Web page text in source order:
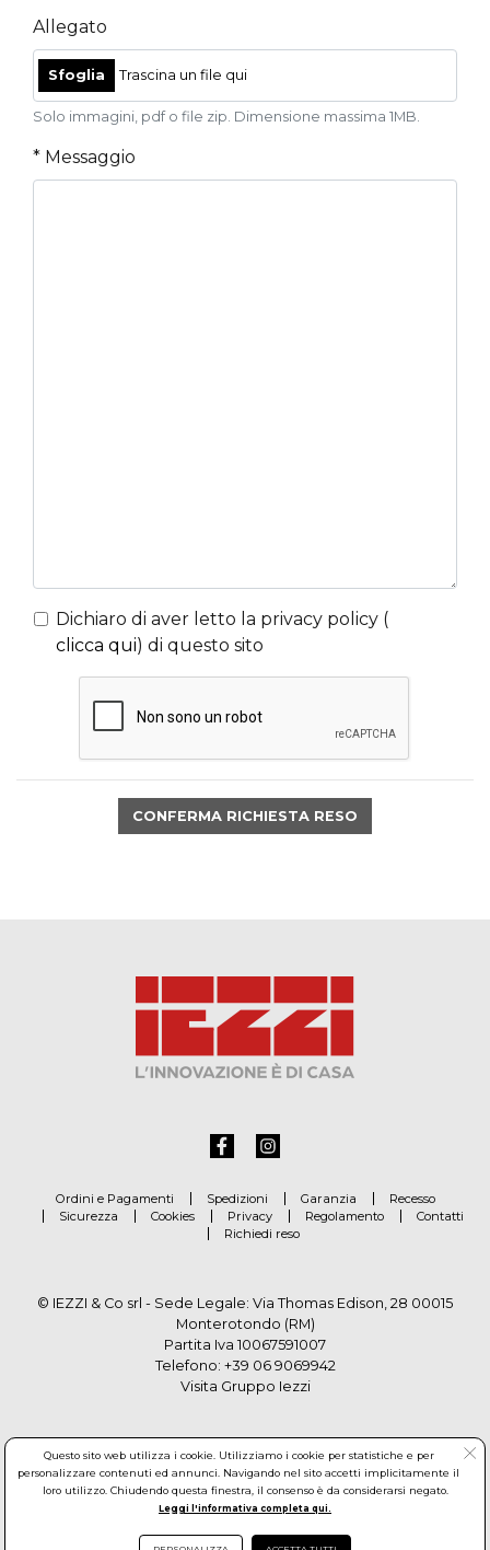
Allegato
Sfoglia Trascina un file qui
Solo immagini, pdf o file zip. Dimensione massima 1MB.
* Messaggio
Dichiaro di aver letto la privacy policy (
clicca qui) di questo sito
CONFERMA RICHIESTA RESO
Ordini e Pagamenti Spedizioni Garanzia
Recesso
Sicurezza
Cookies Privacy Regolamento
Contatti
Richiedi reso
© IEZZI & Co srl - Sede Legale: Via Thomas Edison, 28 00015
Monterotondo (RM)
Partita Iva 10067591007
Telefono: +39 06 9069942
Visita Gruppo Iezzi
Questo sito web utilizza i cookie. Utilizziamo i cookie per statistiche e per
personalizzare contenuti ed annunci. Navigando nel sito accetti implicitamente il
loro utilizzo. Chiudendo questa finestra, il consenso è da considerarsi negato.
Leggi l'informativa completa qui.